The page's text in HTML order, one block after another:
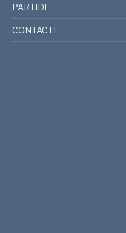
PARTIDE
CONTACTE